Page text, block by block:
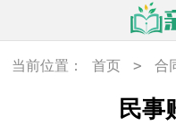
当前位置： 首页 > 合
民事